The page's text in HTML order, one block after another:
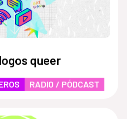
queer
RADIO / PÓDCAST